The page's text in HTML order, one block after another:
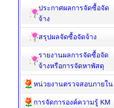
ประกาศผลการจัดซื้อจัด
จ้าง
สรุปผลจัดซื้อจัดจ้าง
รายงานผลการจัดซื้อจัด
จ้างหรือการจัดหาพัสดุ
หน่วยงานตรวจสอบภายใน
การจัดการองค์ความรู้ KM